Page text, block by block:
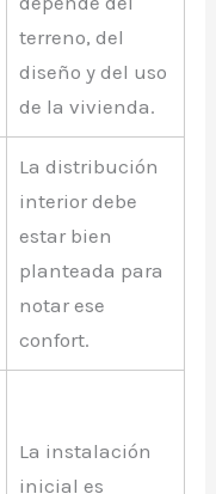
terreno, del
diseño y del uso
de la vivienda.
La distribución
interior debe
estar bien
planteada para
notar ese
confort.
La instalación
inicial es